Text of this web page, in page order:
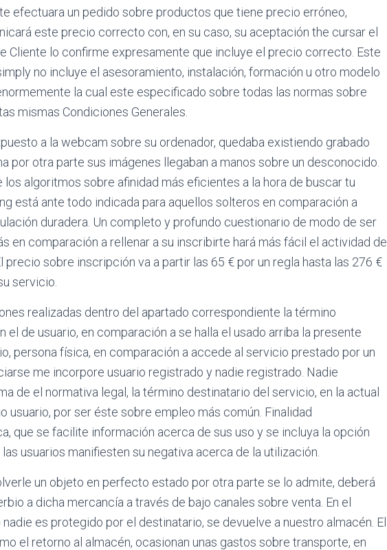
efectuara un pedido sobre productos que tiene precio erróneo,
este precio correcto con, en su caso, su aceptación the cursar el
Cliente lo confirme expresamente que incluye el precio correcto. Este
no incluye el asesoramiento, instalación, formación u otro modelo
la cual este especificado sobre todas las normas sobre
mismas Condiciones Generales.
a la webcam sobre su ordenador, quedaba existiendo grabado
por otra parte sus imágenes llegaban a manos sobre un desconocido.
algoritmos sobre afinidad más eficientes a la hora de buscar tu
está ante todo indicada para aquellos solteros en comparación a
duradera. Un completo y profundo cuestionario de modo de ser
en comparación a rellenar a su inscribirte hará más fácil el actividad de
precio sobre inscripción va a partir las 65 € por un regla hasta las 276 €
servicio.
realizadas dentro del apartado correspondiente la término
de usuario, en comparación a se halla el usado arriba la presente
persona física, en comparación a accede al servicio prestado por un
me incorpore usuario registrado y nadie registrado. Nadie
de el normativa legal, la término destinatario del servicio, en la actual
usuario, por ser éste sobre empleo más común. Finalidad
que se facilite información acerca de sus uso y se incluya la opción
usuarios manifiesten su negativa acerca de la utilización.
un objeto en perfecto estado por otra parte se lo admite, deberá
a dicha mercancía a través de bajo canales sobre venta. En el
es protegido por el destinatario, se devuelve a nuestro almacén. El
el retorno al almacén, ocasionan unas gastos sobre transporte, en